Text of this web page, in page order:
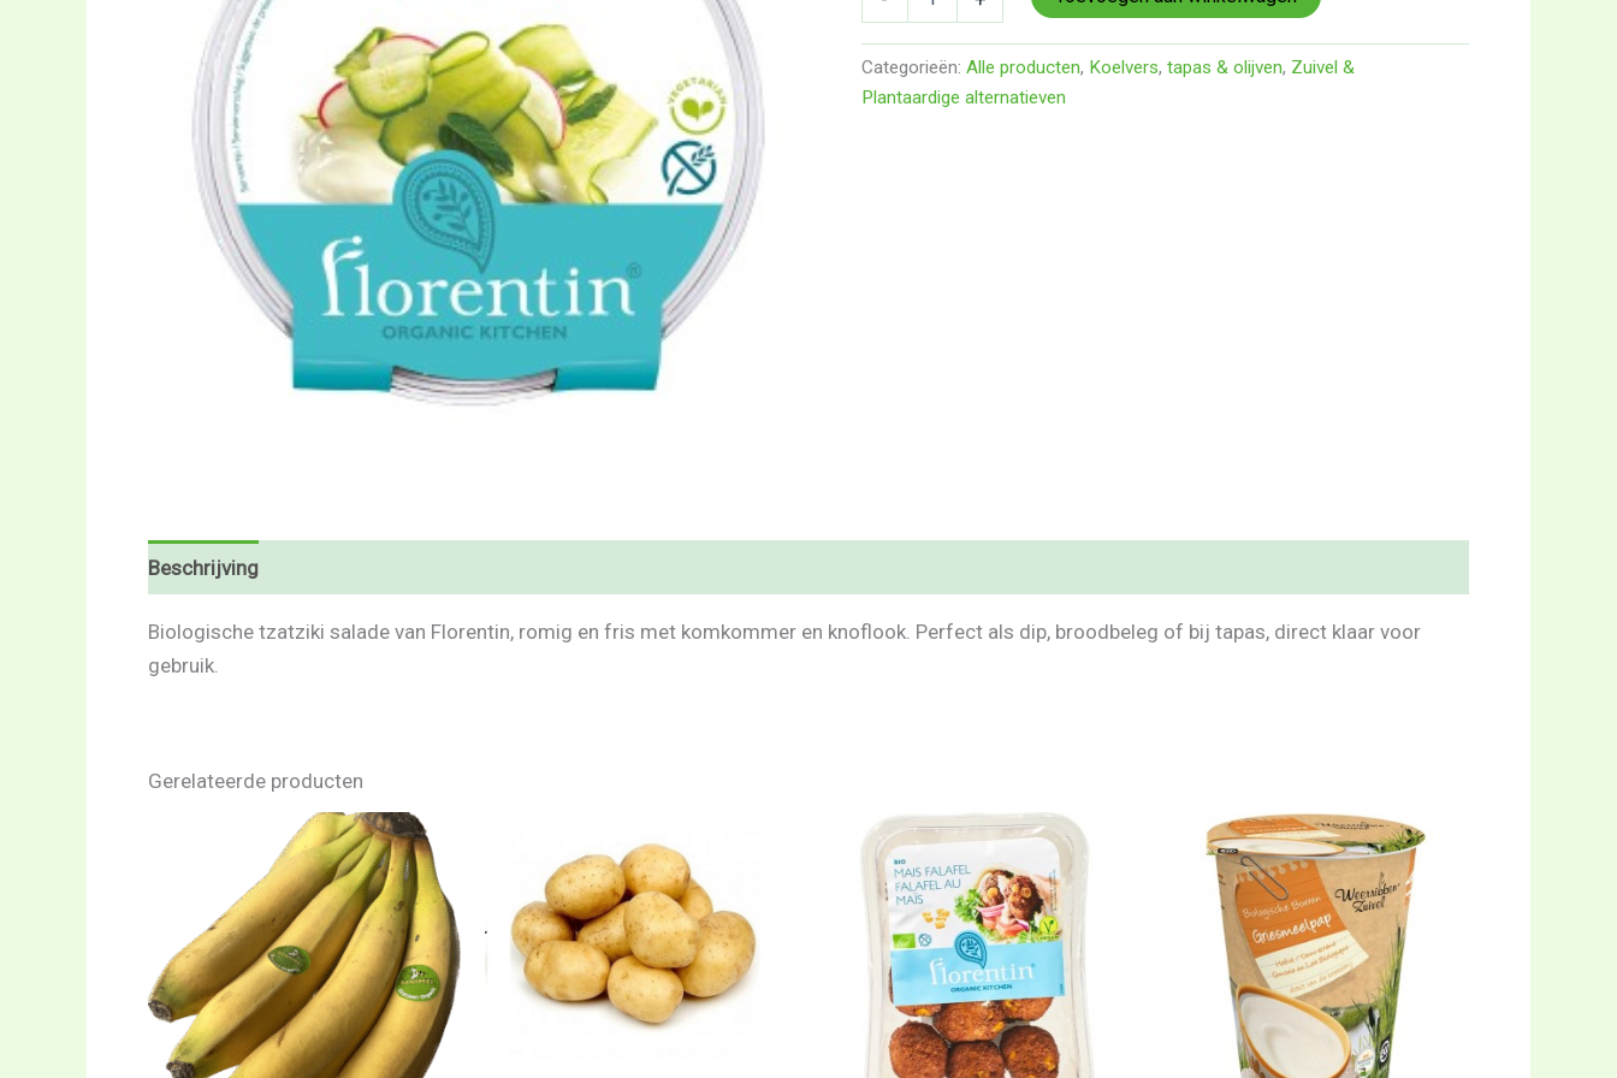
Categorieën: Alle producten, Koelvers, tapas & olijven, Zuivel &
Plantaardige alternatieven
Beschrijving
Biologische tzatziki salade van Florentin, romig en fris met komkommer en knoflook. Perfect als dip, broodbeleg of bij tapas, direct klaar voor
gebruik.
Gerelateerde producten